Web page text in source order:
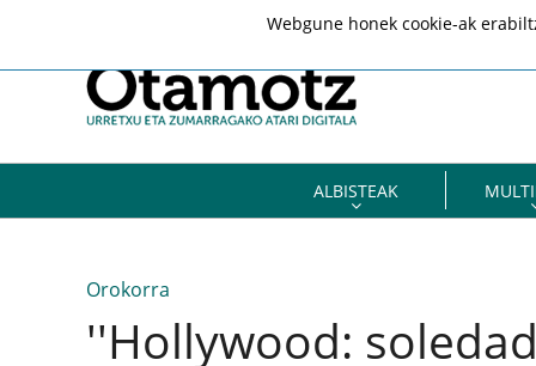
ALBISTEAK
Orokorra
''Hollywood:
Webgune honek cookie-ak